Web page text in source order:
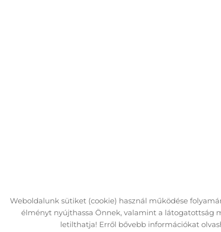
Weboldalunk sütiket (cookie) használ működése
élményt nyújthassa Önnek, valamint a látogatottság
letilthatja! Erről bővebb információkat